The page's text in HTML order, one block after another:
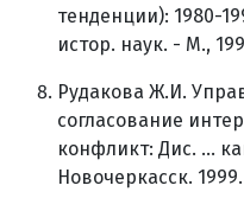
тенденции): 1980-
истор. наук. - М.,
Рудакова Ж.И.
согласование
конфликт: Дис. ...
Новочеркасск.